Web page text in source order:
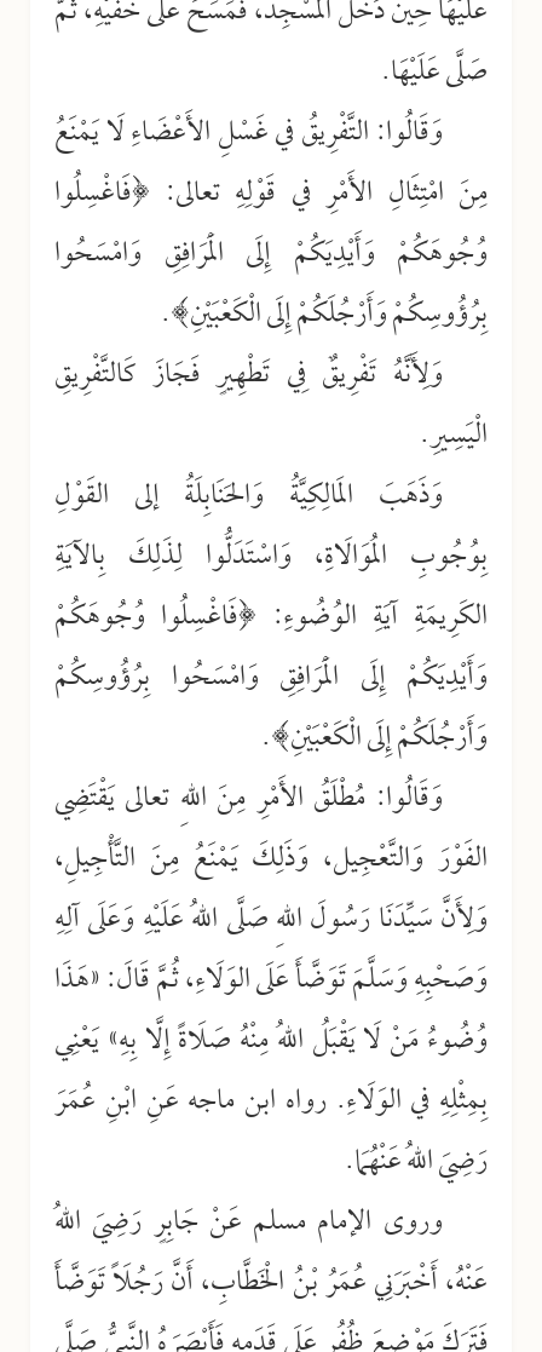
عَلَيْهَا حِينَ دَخَلَ الْمَسْجِدَ، فَمَسَحَ عَلَى خُفَّيْهِ، ثُمَّ
صَلَّى عَلَيْهَا.
وَقَالُوا: التَّفْرِيقُ في غَسْلِ الأَعْضَاءِ لَا يَمْنَعُ
مِنَ امْتِثَالِ الأَمْرِ في قَوْلِهِ تعالى: ﴿فَاغْسِلُوا
وُجُوهَكُمْ وَأَيْدِيَكُمْ إِلَى الْمَرَافِقِ وَامْسَحُوا
بِرُؤُوسِكُمْ وَأَرْجُلَكُمْ إِلَى الْكَعْبَيْنِ﴾.
وَلِأَنَّهُ تَفْرِيقٌ فِي تَطْهِيرٍ فَجَازَ كَالتَّفْرِيقِ
الْيَسِيرِ.
وَذَهَبَ المَالِكِيَّةُ وَالحَنَابِلَةُ إلى القَوْلِ
بِوُجُوبِ المُوَالَاةِ، وَاسْتَدَلُّوا لِذَلِكَ بِالآيَةِ
الكَرِيمَةِ آيَةِ الوُضُوءِ: ﴿فَاغْسِلُوا وُجُوهَكُمْ
وَأَيْدِيَكُمْ إِلَى الْمَرَافِقِ وَامْسَحُوا بِرُؤُوسِكُمْ
وَأَرْجُلَكُمْ إِلَى الْكَعْبَيْنِ﴾.
وَقَالُوا: مُطْلَقُ الأَمْرِ مِنَ اللهِ تعالى يَقْتَضِي
الفَوْرَ وَالتَّعْجِيل، وَذَلِكَ يَمْنَعُ مِنَ التَّأْجِيلِ،
وَلِأَنَّ سَيِّدَنَا رَسُولَ اللهِ صَلَّى اللهُ عَلَيْهِ وَعَلَى آلِهِ
وَصَحْبِهِ وَسَلَّمَ تَوَضَّأَ عَلَى الوَلَاءِ، ثُمَّ قَالَ: «هَذَا
وُضُوءُ مَنْ لَا يَقْبَلُ اللهُ مِنْهُ صَلَاةً إِلَّا بِهِ» يَعْنِي
بِمِثْلِهِ في الوَلَاءِ. رواه ابن ماجه عَنِ ابْنِ عُمَرَ
رَضِيَ اللهُ عَنْهُمَا.
وروى الإمام مسلم عَنْ جَابِرٍ رَضِيَ اللهُ
عَنْهُ، أَخْبَرَنِي عُمَرُ بْنُ الْخَطَّابِ، أَنَّ رَجُلَاً تَوَضَّأَ